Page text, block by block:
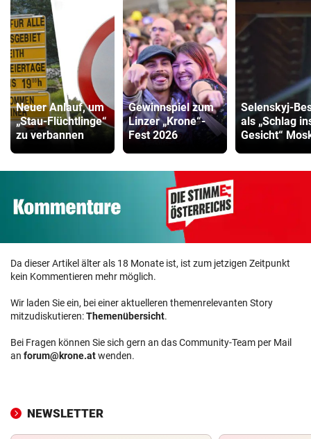
Neuer Anlauf, um
„Stau-Flüchtlinge“
zu verbannen
Gewinnspiel zum
Linzer „Krone“-
Fest 2026
Selenskyj-
als „Schlag
Gesicht“
Da dieser Artikel älter als 18 Monate ist, ist zum jetzigen Zeitpunkt
kein Kommentieren mehr möglich.
Wir laden Sie ein, bei einer aktuelleren themenrelevanten Story
mitzudiskutieren:Themenübersicht.
Bei Fragen können Sie sich gern an das Community-Team per Mail
an forum@krone.atwenden.
NEWSLETTER